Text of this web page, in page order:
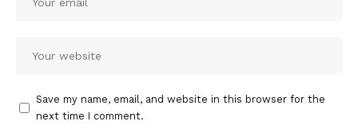
Save my name, email, and website in this browser for the
next time I comment.